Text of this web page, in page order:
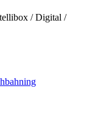
/ Digital /